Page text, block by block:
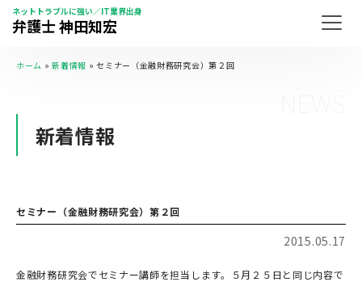
ネットトラブルに強い／IT業界出身
弁護士 神田知宏
ホーム »新着情報 »セミナー（金融財務研究会）第２回
新着情報
セミナー（金融財務研究会）第２回
2015.05.17
金融財務研究会でセミナー講師を担当します。５月２５日と同じ内容で